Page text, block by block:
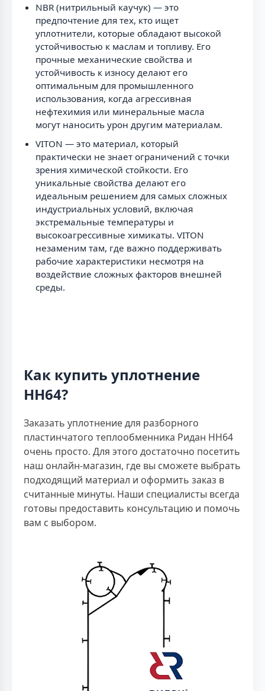
NBR (нитрильный каучук) — это
предпочтение для тех, кто ищет
уплотнители, которые обладают высокой
устойчивостью к маслам и топливу. Его
прочные механические свойства и
устойчивость к износу делают его
оптимальным для промышленного
использования, когда агрессивная
нефтехимия или минеральные масла
могут наносить урон другим материалам.
VITON — это материал, который
практически не знает ограничений с точки
зрения химической стойкости. Его
уникальные свойства делают его
идеальным решением для самых сложных
индустриальных условий, включая
экстремальные температуры и
высокоагрессивные химикаты. VITON
незаменим там, где важно поддерживать
рабочие характеристики несмотря на
воздействие сложных факторов внешней
среды.
Как купить уплотнение
НН64?
Заказать уплотнение для разборного
пластинчатого теплообменника Ридан НН64
очень просто. Для этого достаточно посетить
наш онлайн-магазин, где вы сможете выбрать
подходящий материал и оформить заказ в
считанные минуты. Наши специалисты всегда
готовы предоставить консультацию и помочь
вам с выбором.